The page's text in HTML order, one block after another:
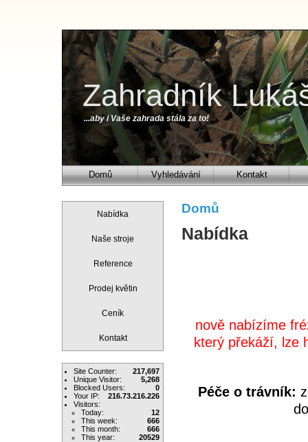
Zahradník
...aby i Vaše zahrada stála za to!
Domů Vyhledávání Kontakt
Nabídka
Naše stroje
Reference
Prodej květin
Ceník
Kontakt
Site Counter:
217,697
Unique Visitor:
5,268
Blocked Users:
0
Your IP:
216.73.216.226
Visitors:
Today:
12
This week:
666
This month:
666
This year:
20529
Domů
Nabídka
nově nabízíme
který překáží, lze
Péče o trávník: